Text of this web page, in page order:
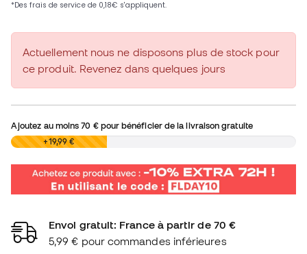
Actuellement nous ne disposons plus de stock pour
ce produit. Revenez dans quelques jours
Ajoutez au moins70 €pour bénéficier de la livraison gratuite
0,00 € +19,99 €
Envoi gratuit: France à partir de 70 €
5,99 € pour commandes inférieures